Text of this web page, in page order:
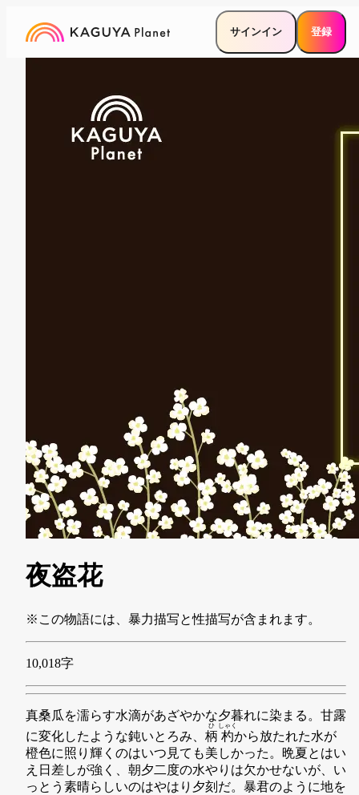
サインイン 登録
夜盗花
※この物語には、暴力描写と性描写が含まれます。
10,018字
真桑瓜を濡らす水滴があざやかな夕暮れに染まる。甘露
に変化したような鈍いとろみ、 柄
ひ
杓
しゃく
から放たれた水が
橙色に照り輝くのはいつ見ても美しかった。晩夏とはい
え日差しが強く、朝夕二度の水やりは欠かせないが、い
っとう素晴らしいのはやはり夕刻だ。暴君のように地を